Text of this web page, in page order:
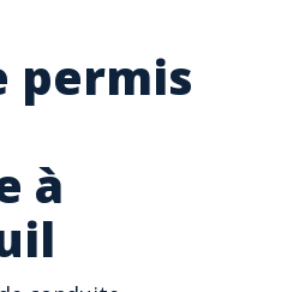
permis
à